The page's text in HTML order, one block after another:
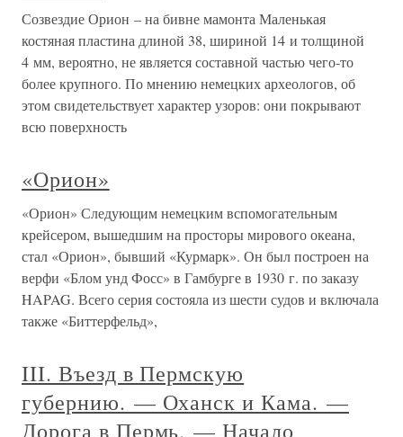
Созвездие Орион – на бивне мамонта Маленькая
костяная пластина длиной 38, шириной 14 и толщиной
4 мм, вероятно, не является составной частью чего-то
более крупного. По мнению немецких археологов, об
этом свидетельствует характер узоров: они покрывают
всю поверхность
«Орион»
«Орион» Следующим немецким вспомогательным
крейсером, вышедшим на просторы мирового океана,
стал «Орион», бывший «Курмарк». Он был построен на
верфи «Блом унд Фосс» в Гамбурге в 1930 г. по заказу
HAPAG. Всего серия состояла из шести судов и включала
также «Биттерфельд»,
III. Въезд в Пермскую
губернию. — Оханск и Кама. —
Дорога в Пермь. — Начало